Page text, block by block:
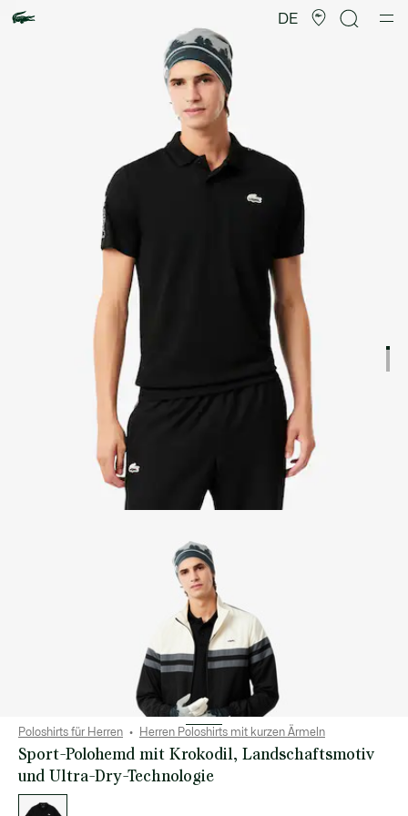
DE
Poloshirts für Herren Herren Poloshirts mit kurzen Ärmeln
Sport-Polohemd mit Krokodil, Landschaftsmotiv
und Ultra-Dry-Technologie
der